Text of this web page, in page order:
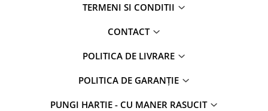
TERMENI SI CONDITII
CONTACT
POLITICA DE LIVRARE
POLITICA DE GARANȚIE
PUNGI HARTIE - CU MANER RASUCIT